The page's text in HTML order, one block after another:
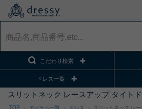
こだわり検索
ドレス一覧
スリットネック レースアップ タイト
TOP アイテム一覧 ドレス スリットネック レ